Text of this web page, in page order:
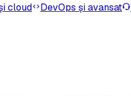
cloud DevOps și avansat